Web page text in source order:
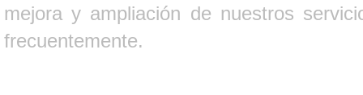
mejora y ampliación de nuestros
frecuentemente.